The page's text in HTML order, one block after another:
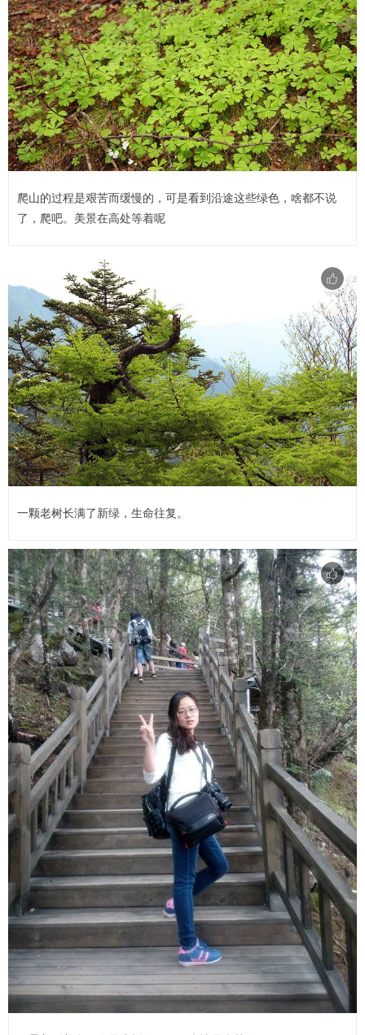
爬山的过程是艰苦而缓慢的，可是看到沿途这些绿色，啥都不说
了，爬吧。美景在高处等着呢
一颗老树长满了新绿，生命往复。